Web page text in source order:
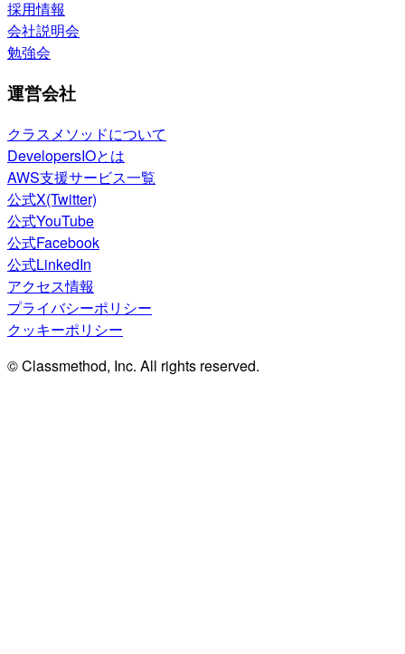
採用情報
会社説明会
勉強会
運営会社
クラスメソッドについて
DevelopersIOとは
AWS支援サービス一覧
公式X(Twitter)
公式YouTube
公式Facebook
公式LinkedIn
アクセス情報
プライバシーポリシー
クッキーポリシー
© Classmethod, Inc. All rights reserved.